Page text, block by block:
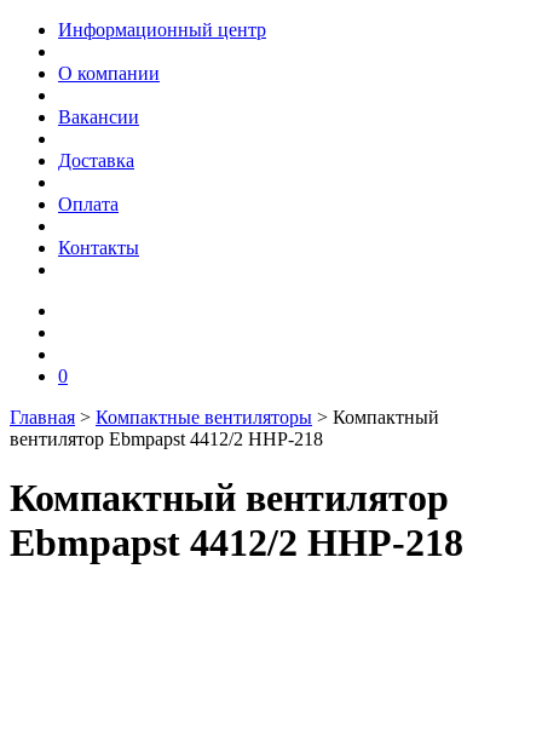
Информационный центр
О компании
Вакансии
Доставка
Оплата
Контакты
0
Главная > Компактные вентиляторы > Компактный
вентилятор Ebmpapst 4412/2 HHP-218
Компактный вентилятор
Ebmpapst 4412/2 HHP-218